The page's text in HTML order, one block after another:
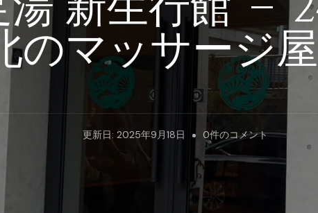
湯 新生行館 –
のマッサージ
更新日: 2025年9月18日
不
老
0件のコメント